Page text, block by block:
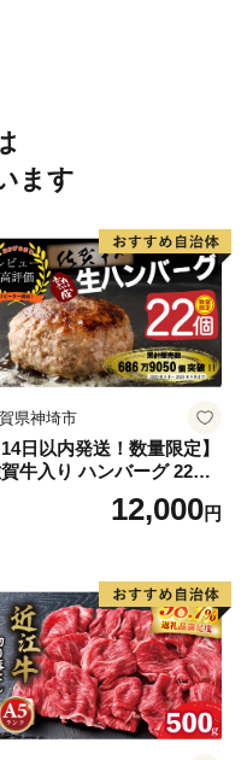
ます
県神埼市
14日以内発送！数量限定】
牛入り ハンバーグ 22個
個)【佐賀牛
毛和牛 ブランド牛 九州 ハ
(H083106)
12,000円